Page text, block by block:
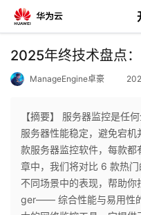
返
个
人
我
2025年终技术盘点
ManageEngine卓豪
【摘要】 服务器监控是任
服务器性能稳定，避免宕
款服务器监控软件，每款
章中，我们将对比 6 款热
不同场景中的表现，帮助
ger—— 综合性能与易用性